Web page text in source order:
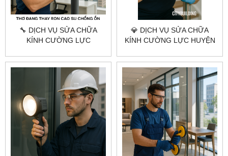
🔧 DỊCH VỤ SỬA CHỮA
KÍNH CƯỜNG LỰC
HUYỆN CỦ CHI
💎 DỊCH VỤ SỬA CHỮA
KÍNH CƯỜNG LỰC HUYỆN
CITYBUILDING HCM –
NHANH – KỸ – GIÁ TỐT